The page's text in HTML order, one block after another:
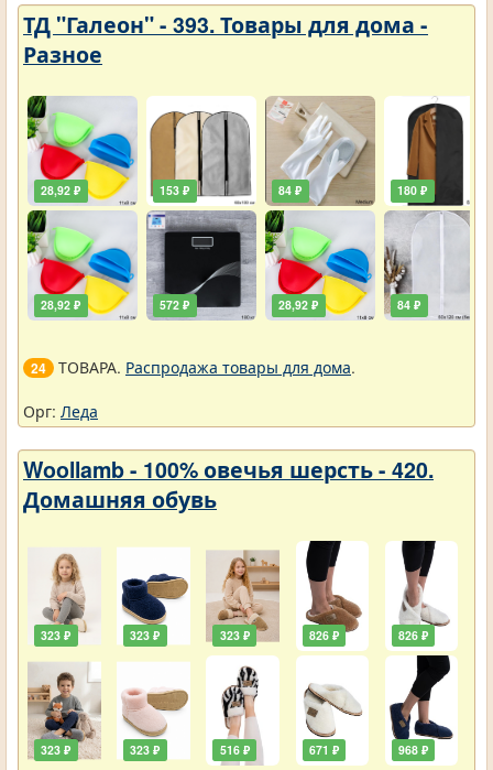
ТД "Галеон" - 393. Товары для дома -
Разное
28,92 ₽
28,92 ₽
153 ₽
572 ₽
84 ₽
28,92 ₽
180 ₽
84 ₽
24 ТОВАРА. Распродажа товары для дома.
Орг: Леда
Woollamb - 100% овечья шерсть - 420.
Домашняя обувь
323 ₽
323 ₽
323 ₽
323 ₽
323 ₽
516 ₽
826 ₽
671 ₽
826 ₽
968 ₽